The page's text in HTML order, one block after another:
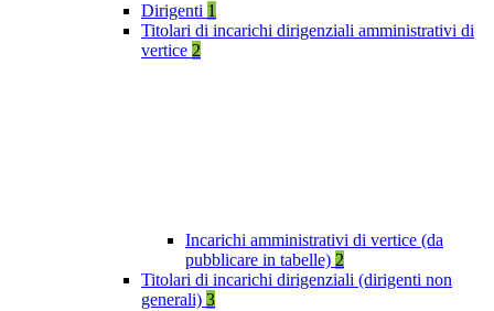
Dirigenti 1
Titolari di incarichi dirigenziali amministrativi di
vertice 2
Incarichi amministrativi di vertice (da
pubblicare in tabelle) 2
Titolari di incarichi dirigenziali (dirigenti non
generali) 3